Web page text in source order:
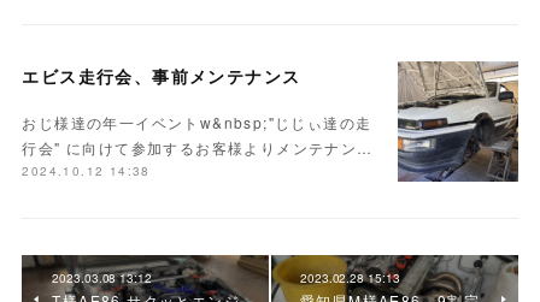
エビス走行会、事前メンテナンス
おじ様達の年一イベントw&nbsp;"じじぃ達の走
行会" に向けて参加するお客様よりメンテナン…
2024.10.12 14:38
2023.03.08 13:12 2023.02.28 15:13